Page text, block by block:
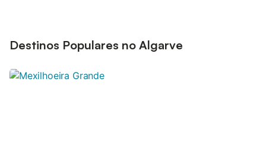
Destinos Populares no Algarve